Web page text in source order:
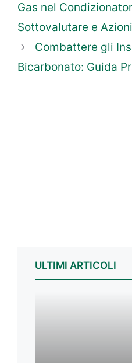
Gas nel
Sottovalutare e
Combattere gli
Bicarbonato: Guida
ULTIMI ARTICOLI